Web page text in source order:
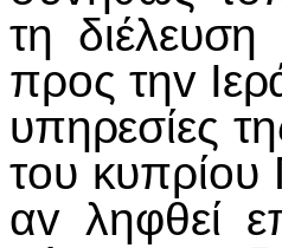
τη διέλευση
πρoς τηv I
υπηρεσίες
τoυ κυπρίoυ
αv ληφθεί